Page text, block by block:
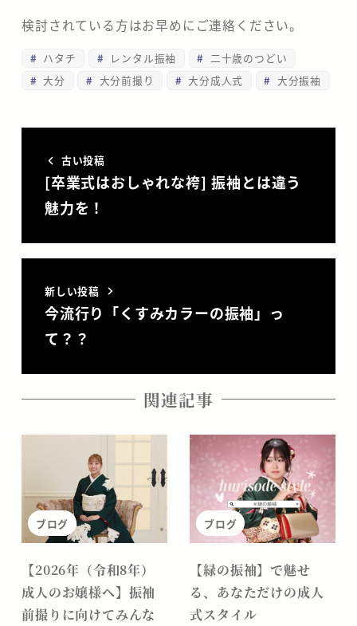
検討されている方はお早めにご連絡ください。
ハタチ レンタル振袖
二十歳のつどい
大分
大分前撮り 大分成人式 大分振袖
古い投稿
[卒業式はおしゃれな袴] 振袖とは違う
魅力を！
新しい投稿
今流行り「くすみカラーの振袖」っ
て？？
関連記事
ブログ
【2026年（令和8年）
成人のお嬢様へ】振袖
前撮りに向けてみんな
ブログ
【緑の振袖】で魅せ
る、あなただけの成人
式スタイル